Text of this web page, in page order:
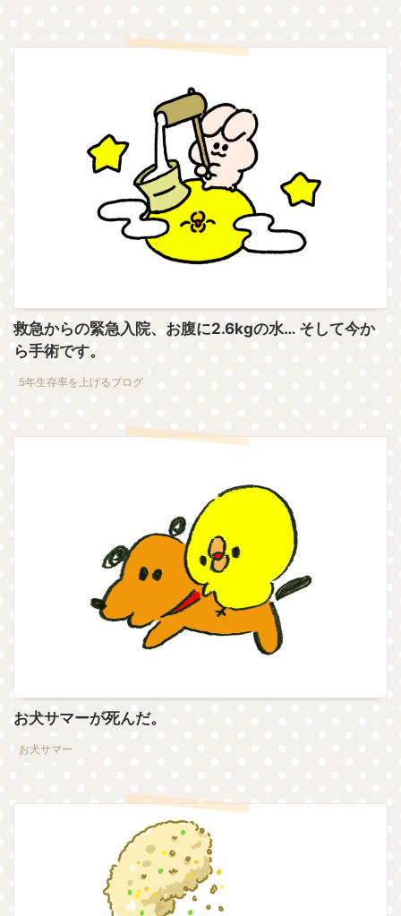
救急からの緊急入院、お腹に2.6kgの水… そして今か
ら手術です。
5年生存率を上げるブログ
お犬サマーが死んだ。
お犬サマー